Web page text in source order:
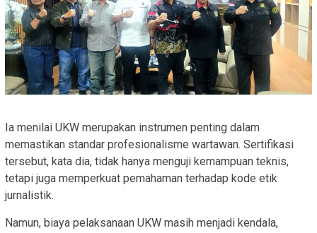
Ia menilai UKW merupakan instrumen penting dalam
memastikan standar profesionalisme wartawan. Sertifikasi
tersebut, kata dia, tidak hanya menguji kemampuan teknis,
tetapi juga memperkuat pemahaman terhadap kode etik
jurnalistik.
Namun, biaya pelaksanaan UKW masih menjadi kendala,